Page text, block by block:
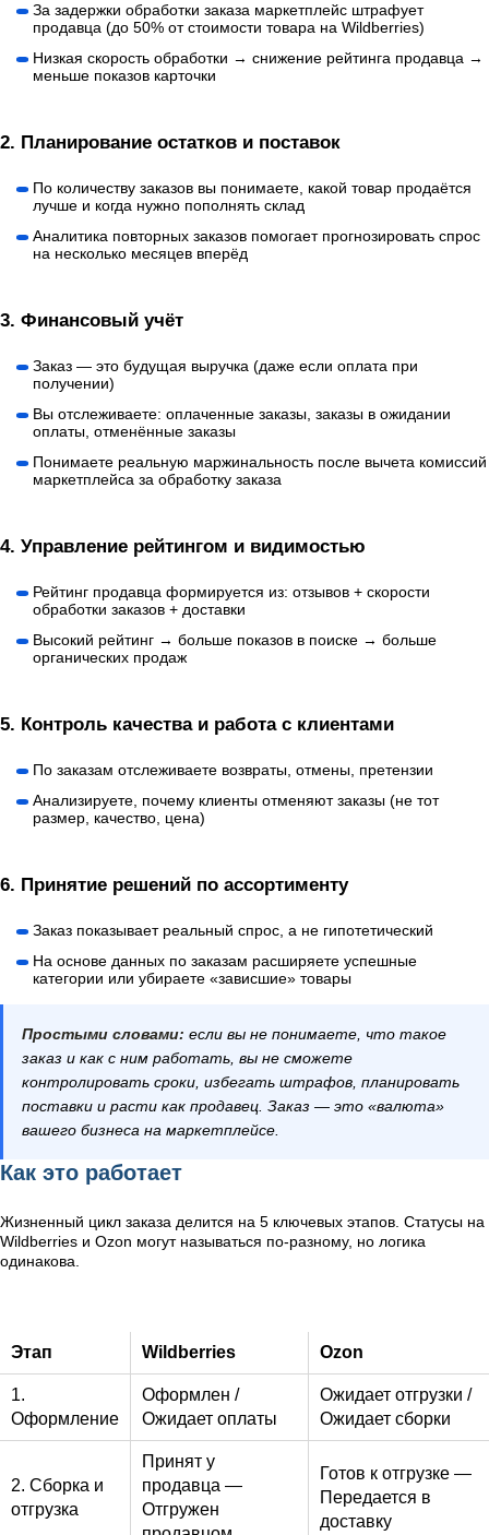
За задержки обработки заказа маркетплейс штрафует
продавца (до 50% от стоимости товара на Wildberries)
Низкая скорость обработки → снижение рейтинга продавца →
меньше показов карточки
2. Планирование остатков и поставок
По количеству заказов вы понимаете, какой товар продаётся
лучше и когда нужно пополнять склад
Аналитика повторных заказов помогает прогнозировать спрос
на несколько месяцев вперёд
3. Финансовый учёт
Заказ — это будущая выручка (даже если оплата при
получении)
Вы отслеживаете: оплаченные заказы, заказы в ожидании
оплаты, отменённые заказы
Понимаете реальную маржинальность после вычета комиссий
маркетплейса за обработку заказа
4. Управление рейтингом и видимостью
Рейтинг продавца формируется из: отзывов + скорости
обработки заказов + доставки
Высокий рейтинг → больше показов в поиске → больше
органических продаж
5. Контроль качества и работа с клиентами
По заказам отслеживаете возвраты, отмены, претензии
Анализируете, почему клиенты отменяют заказы (не тот
размер, качество, цена)
6. Принятие решений по ассортименту
Заказ показывает реальный спрос, а не гипотетический
На основе данных по заказам расширяете успешные
категории или убираете «зависшие» товары
Простыми словами: если вы не понимаете, что такое
заказ и как с ним работать, вы не сможете
контролировать сроки, избегать штрафов, планировать
поставки и расти как продавец. Заказ — это «валюта»
вашего бизнеса на маркетплейсе.
Как это работает
Жизненный цикл заказа делится на 5 ключевых этапов. Статусы на
Wildberries и Ozon могут называться по-разному, но логика
одинакова.
Этап Wildberries Ozon
1.
Оформление
Оформлен /
Ожидает оплаты
Ожидает отгрузки /
Ожидает сборки
2. Сборка и
отгрузка
Принят у
продавца —
Отгружен
Готов к отгрузке —
Передается в
доставку